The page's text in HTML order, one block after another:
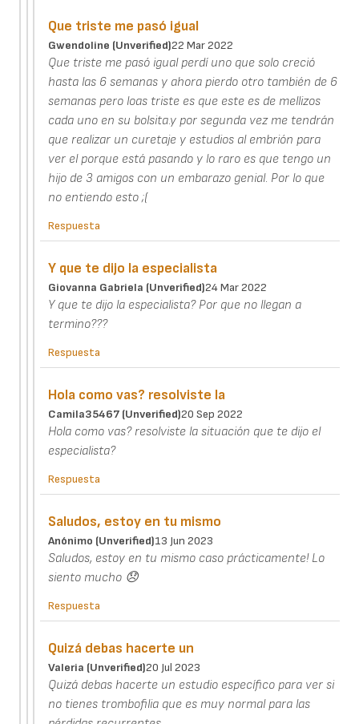
Que triste me pasó igual
Gwendoline (unverified)22 Mar 2022
Que triste me pasó igual perdí uno que solo creció
hasta las 6 semanas y ahora pierdo otro también de 6
semanas pero loas triste es que este es de mellizos
cada uno en su bolsita.y por segunda vez me tendrán
que realizar un curetaje y estudios al embrión para
ver el porque está pasando y lo raro es que tengo un
hijo de 3 amigos con un embarazo genial. Por lo que
no entiendo esto ;(
Respuesta
Y que te dijo la especialista
Giovanna Gabriela (unverified)24 Mar 2022
Y que te dijo la especialista? Por que no llegan a
termino???
Respuesta
Hola como vas? resolviste la
Camila35467 (unverified)20 Sep 2022
Hola como vas? resolviste la situación que te dijo el
especialista?
Respuesta
Saludos, estoy en tu mismo
Anónimo (unverified)13 Jun 2023
Saludos, estoy en tu mismo caso prácticamente! Lo
siento mucho 😞
Respuesta
Quizá debas hacerte un
Valeria (unverified)20 Jul 2023
Quizá debas hacerte un estudio específico para ver si
no tienes trombofilia que es muy normal para las